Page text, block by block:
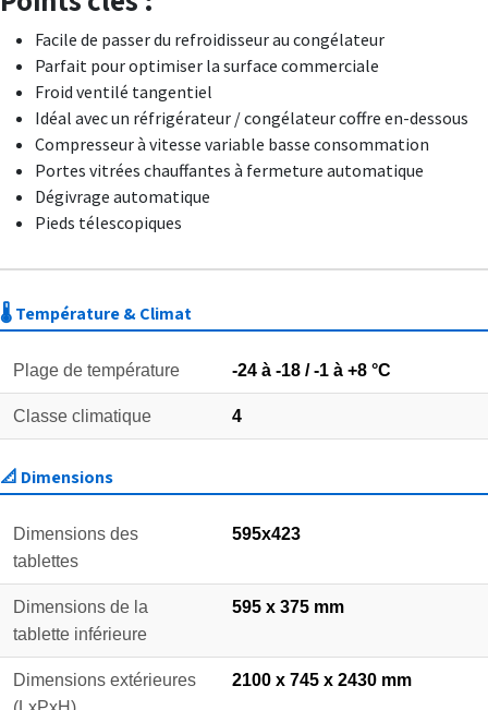
Facile de passer du refroidisseur au congélateur
Parfait pour optimiser la surface commerciale
Froid ventilé tangentiel
Idéal avec un réfrigérateur / congélateur coffre en-dessous
Compresseur à vitesse variable basse consommation
Portes vitrées chauffantes à fermeture automatique
Dégivrage automatique
Pieds télescopiques
🌡️ Température & Climat
Plage de température -24 à -18 / -1 à +8 °C
Classe climatique 4
📐 Dimensions
Dimensions des
tablettes
595x423
Dimensions de la
tablette inférieure
595 x 375 mm
Dimensions extérieures
2100 x 745 x 2430 mm